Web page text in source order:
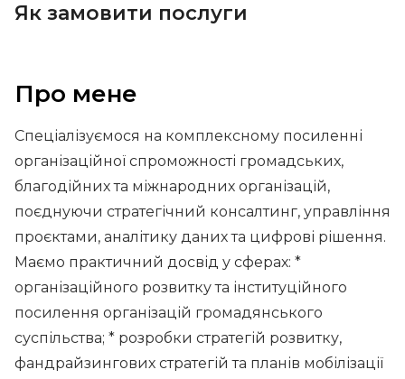
Про мене
Спеціалізуємося на комплексному посиленні
організаційної спроможності громадських,
благодійних та міжнародних організацій,
поєднуючи стратегічний консалтинг, управління
проєктами, аналітику даних та цифрові рішення.
Маємо практичний досвід у сферах: *
організаційного розвитку та інституційного
посилення організацій громадянського
суспільства; * розробки стратегій розвитку,
фандрайзингових стратегій та планів мобілізації
Як замовити послуги